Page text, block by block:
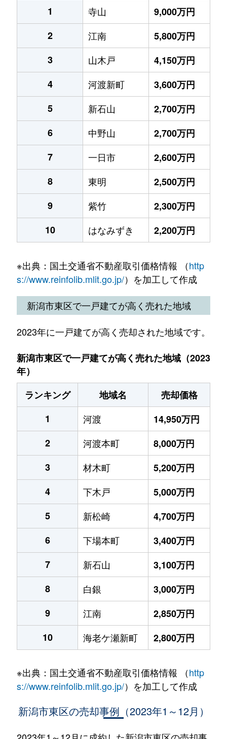
1
寺山
9,000万円
2
江南
5,800万円
3
山木戸
4,150万円
4
河渡新町
3,600万円
5
新石山
2,700万円
6
中野山
2,700万円
7
一日市
2,600万円
8
東明
2,500万円
9
紫竹
2,300万円
10
はなみずき 2,200万円
※出典：国土交通省不動産取引価格情報 （http
s://www.reinfolib.mlit.go.jp/）を加工して作成
新潟市東区で一戸建てが高く売れた地域
2023年に一戸建てが高く売却された地域です。
新潟市東区で一戸建てが高く売れた地域（2023
年）
ランキング
地域名
売却価格
1
河渡
14,950万円
2
河渡本町
8,000万円
3
材木町
5,200万円
4
下木戸
5,000万円
5
新松崎
4,700万円
6
下場本町
3,400万円
7
新石山
3,100万円
8
白銀
3,000万円
9
江南
2,850万円
10
海老ケ瀬新町 2,800万円
※出典：国土交通省不動産取引価格情報 （http
s://www.reinfolib.mlit.go.jp/）を加工して作成
新潟市東区の売却事例（2023年1～12月）